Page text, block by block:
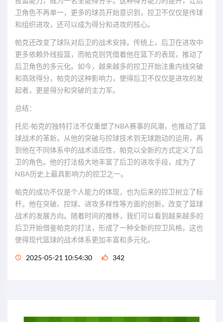
卫角色不再单一，更多的球员开始意识到，控卫不仅仅是传球
和组织进攻，还可以成为得分和进攻的核心。
帕克还改变了球队对后卫的战术安排。传统上，后卫在进攻中
更多依赖外线投篮，而帕克则凭借着他在篮下的表现，推动了
后卫角色的多元化。如今，越来越多的控卫开始注重内线突破
和高效得分，帕克的这种影响力，使得后卫不仅仅是进攻的发
起者，更是得分和突破的主力军。
总结：
托尼·帕克的独特打法不仅重塑了NBA赛事的风潮，也推动了篮
球战术的革新。从他的突破与控球技术到无球跑动的运用，再
到他在不同体系中的战术适应性，帕克以全新的方式定义了后
卫的角色。他的打法极大地丰富了后卫的进攻手段，成为了
NBA历史上最具影响力的控卫之一。
帕克的成功不仅是个人能力的体现，也为后来的控卫树立了标
杆。他在突破、控球、进攻多样性等方面的创新，改变了篮球
战术的发展方向。随着时间的推移，我们可以看到越来越多的
后卫开始借鉴帕克的打法，形成了一种全新的控卫风格，这也
使得现代篮球的战术体系更加丰富和多元化。
2025-05-21 10:54:30 342